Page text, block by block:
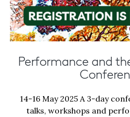
Performance and
14-16 May 2025 A 3-day
talks, workshops and